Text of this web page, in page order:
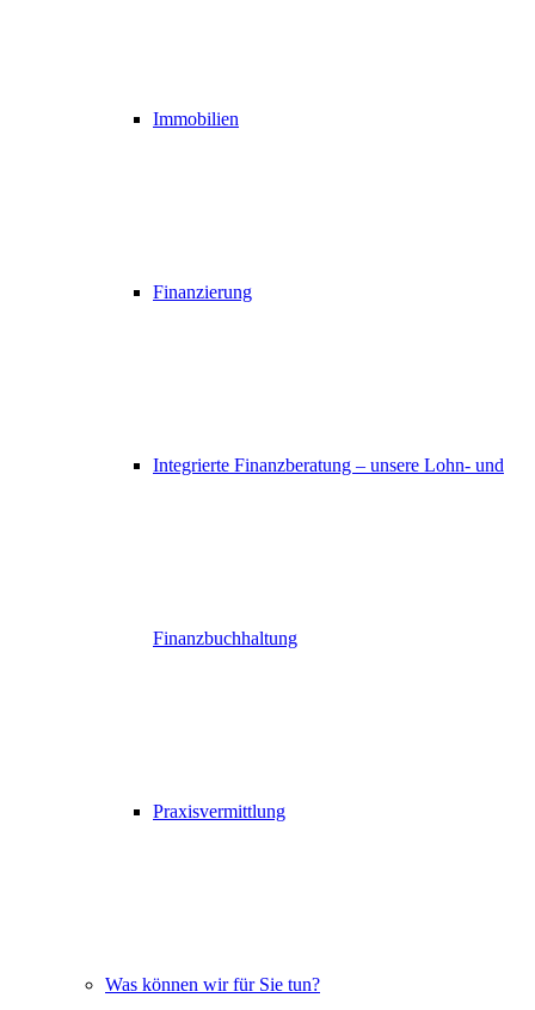
Immobilien
Finanzierung
Integrierte Finanzberatung – unsere Lohn- und
Finanzbuchhaltung
Praxisvermittlung
Was können wir für Sie tun?